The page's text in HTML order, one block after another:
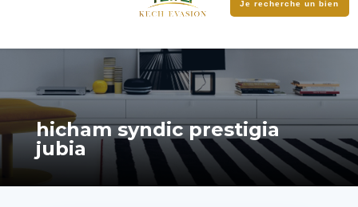
Je recherche un bien
hicham syndic prestigia
jubia